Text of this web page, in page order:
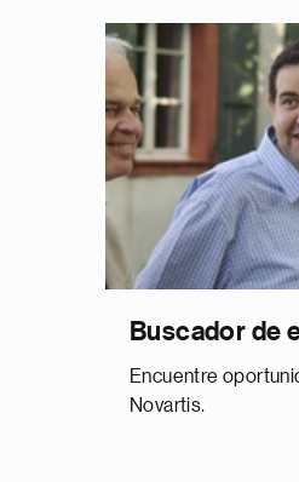
Buscador de
Encuentre
Novartis.